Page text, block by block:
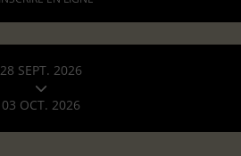
28 SEPT. 2026
03 OCT. 2026